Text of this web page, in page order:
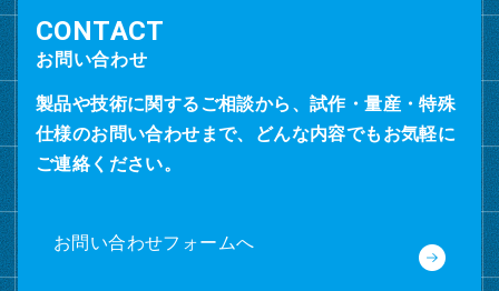
お問い合わせ
製品や技術に関するご相談から、試作・量産・特殊
仕様のお問い合わせまで、どんな内容でもお気軽に
ご連絡ください。
お問い合わせフォームへ